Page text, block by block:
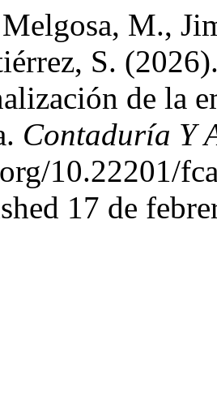
M.,
S.
de la
Contaduría Y
10.22201/
17 de